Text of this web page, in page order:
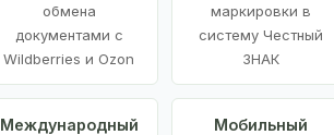
обмена
документами с
Wildberries и Ozon
маркировки в
систему Честный
ЗНАК
Международный
Мобильный